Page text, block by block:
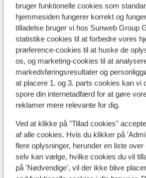
bruger funktionelle cookies som
hjemmesiden fungerer korrekt og
tilladelse bruger vi hos Sunweb Group
statistike cookies til at forbedre vores
præference-cookies til at huske de
os, og marketing-cookies til at
markedsføringsresultater og
at placere 1. og 3. parts cookies kan vi
spore din internetadfærd for at gøre
reklamer mere relevante for dig.
Ved at klikke på "Tillad cookies"
af alle cookies. Hvis du klikker på
flere oplysninger, herunder en liste
selv kan vælge, hvilke cookies du vil
på 'Nødvendige', vil der ikke blive
Se på kort
I området
Afstand til centrum: ca. 150 meter
Indkvartering med forskellig
Afstand til skipiste ca. 100 meter
Afstand til skilift ca. 100 meter
Afstand til nærmeste butikker ca.
Afstand til nærmeste kiosk ca.
Nærmeste restaurant ca. 150